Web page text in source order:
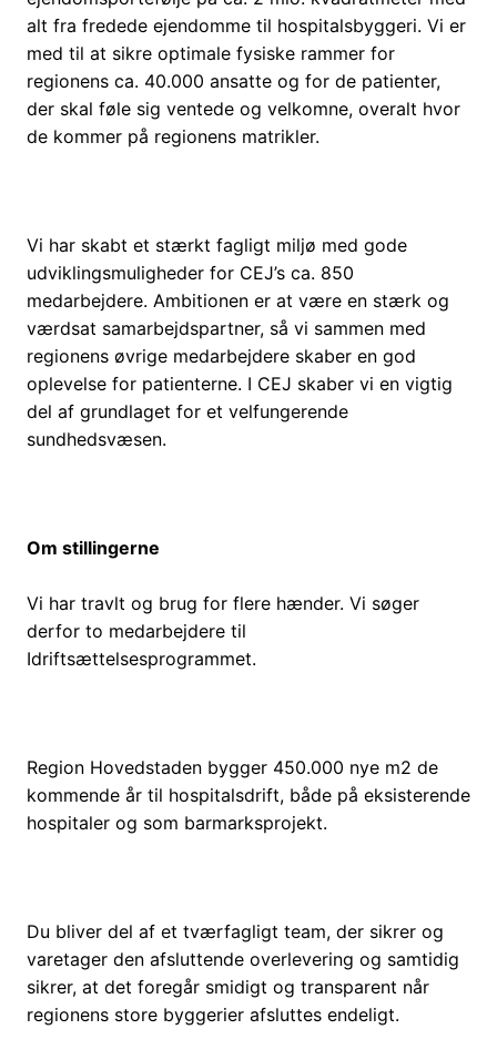
alt fra fredede ejendomme til hospitalsbyggeri. Vi er
med til at sikre optimale fysiske rammer for
regionens ca. 40.000 ansatte og for de patienter,
der skal føle sig ventede og velkomne, overalt hvor
de kommer på regionens matrikler.
Vi har skabt et stærkt fagligt miljø med gode
udviklingsmuligheder for CEJ’s ca. 850
medarbejdere. Ambitionen er at være en stærk og
værdsat samarbejdspartner, så vi sammen med
regionens øvrige medarbejdere skaber en god
oplevelse for patienterne. I CEJ skaber vi en vigtig
del af grundlaget for et velfungerende
sundhedsvæsen.
Om stillingerne
Vi har travlt og brug for flere hænder. Vi søger
derfor to medarbejdere til
Idriftsættelsesprogrammet.
Region Hovedstaden bygger 450.000 nye m2 de
kommende år til hospitalsdrift, både på eksisterende
hospitaler og som barmarksprojekt.
Du bliver del af et tværfagligt team, der sikrer og
varetager den afsluttende overlevering og samtidig
sikrer, at det foregår smidigt og transparent når
regionens store byggerier afsluttes endeligt.